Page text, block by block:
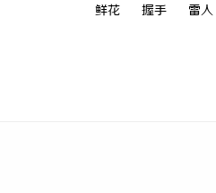
鲜花 握手 雷人